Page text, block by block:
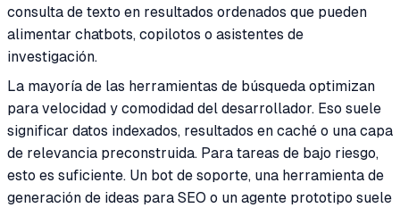
consulta de texto en resultados ordenados que pueden
alimentar chatbots, copilotos o asistentes de
investigación.
La mayoría de las herramientas de búsqueda optimizan
para velocidad y comodidad del desarrollador. Eso suele
significar datos indexados, resultados en caché o una capa
de relevancia preconstruida. Para tareas de bajo riesgo,
esto es suficiente. Un bot de soporte, una herramienta de
generación de ideas para SEO o un agente prototipo suele